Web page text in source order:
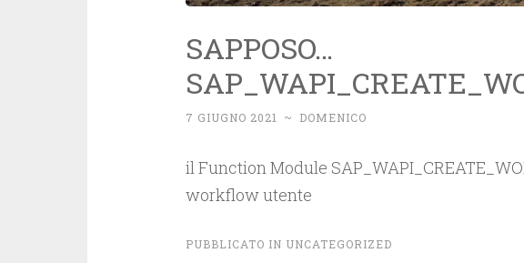
SAPPOSO…
7 GIUGNO 2021 ~ DOMENICO
il Function Module
workflow utente
PUBBLICATO IN UNCATEGORIZED